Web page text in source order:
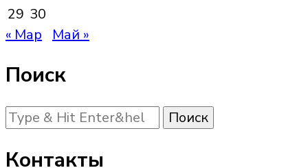
29 30
« Мар
Май »
Поиск
Ищите
что-
то?
Контакты